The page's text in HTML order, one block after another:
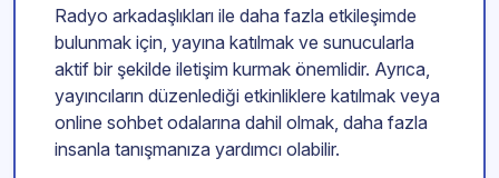
Radyo arkadaşlıkları ile daha fazla etkileşimde
bulunmak için, yayına katılmak ve sunucularla
aktif bir şekilde iletişim kurmak önemlidir. Ayrıca,
yayıncıların düzenlediği etkinliklere katılmak veya
online sohbet odalarına dahil olmak, daha fazla
insanla tanışmanıza yardımcı olabilir.